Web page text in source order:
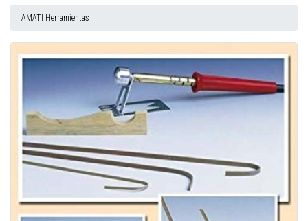
AMATI Herramientas